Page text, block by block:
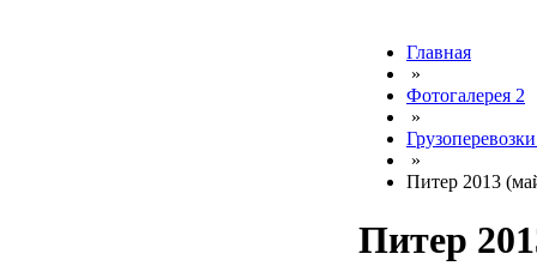
Главная
»
Фотогалерея 2
»
»
Питер 2013
Питер